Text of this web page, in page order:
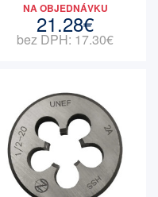
NA OBJEDNÁVKU
21.28€
bez DPH: 17.30€